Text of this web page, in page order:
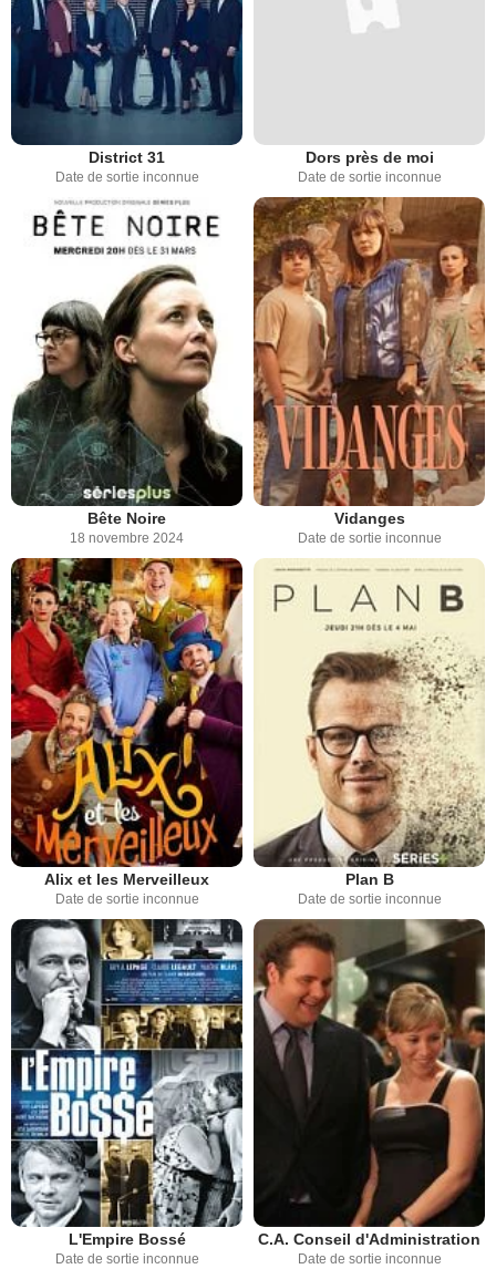
District 31
Date de sortie inconnue
Dors près de moi
Date de sortie inconnue
Bête Noire
18 novembre 2024
Vidanges
Date de sortie inconnue
Alix et les Merveilleux
Date de sortie inconnue
Plan B
Date de sortie inconnue
L'Empire Bossé
Date de sortie inconnue
C.A. Conseil d'Administration
Date de sortie inconnue